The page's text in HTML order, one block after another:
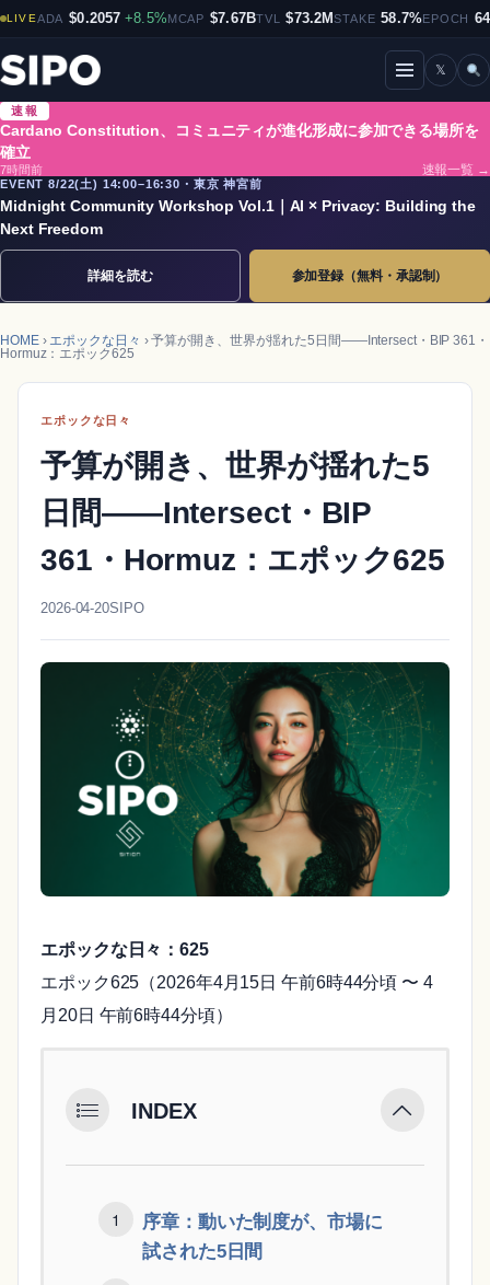
LIVEADA $0.2057 +8.5%MCAP $7.67BTVL $73.2MSTAKE 58.7%EPOCH
メニューを開閉
𝕏
速報
Cardano Constitution、コミュニティが進化形成に参加できる場所を
確立
7時間前
速報一覧 →
EVENT 8/22(土) 14:00–16:30・東京 神宮前
Midnight Community Workshop Vol.1｜AI × Privacy: Building the
Next Freedom
詳細を読む 参加登録（無料・承認制）
HOME› エポックな日々 › 予算が開き、世界が揺れた5日間——Intersect・BIP 361・
Hormuz：エポック625
エポックな日々
予算が開き、世界が揺れた5
日間——Intersect・BIP
361・Hormuz：エポック625
2026-04-20SIPO
エポックな日々：625
エポック625（2026年4月15日 午前6時44分頃 〜 4
月20日 午前6時44分頃）
INDEX
序章：動いた制度が、市場に
試された5日間